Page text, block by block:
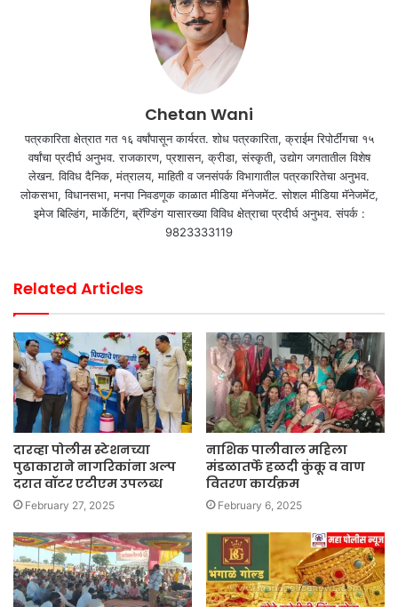
Chetan Wani
पत्रकारिता क्षेत्रात गत १६ वर्षांपासून कार्यरत. शोध पत्रकारिता, क्राईम रिपोर्टींगचा १५
वर्षांचा प्रदीर्घ अनुभव. राजकारण, प्रशासन, क्रीडा, संस्कृती, उद्योग जगतातील विशेष
लेखन. विविध दैनिक, मंत्रालय, माहिती व जनसंपर्क विभागातील पत्रकारितेचा अनुभव.
लोकसभा, विधानसभा, मनपा निवडणूक काळात मीडिया मॅनेजमेंट. सोशल मीडिया मॅनेजमेंट,
इमेज बिल्डिंग, मार्केटिंग, ब्रॅण्डिंग यासारख्या विविध क्षेत्राचा प्रदीर्घ अनुभव. संपर्क :
9823333119
Related Articles
दारव्हा पोलीस स्टेशनच्या
पुढाकाराने नागरिकांना अल्प
दरात वॉटर एटीएम उपलब्ध
February 27, 2025
नाशिक पालीवाल महिला
मंडळातर्फे हळदी कुंकू व वाण
वितरण कार्यक्रम
February 6, 2025